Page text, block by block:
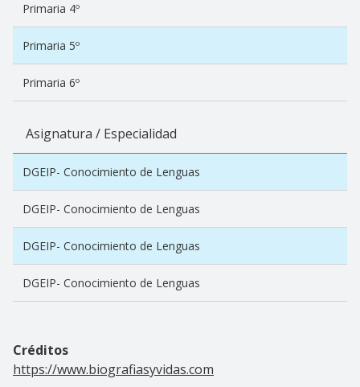
Primaria 4º
Primaria 5º
Primaria 6º
Asignatura / Especialidad
DGEIP- Conocimiento de Lenguas
DGEIP- Conocimiento de Lenguas
DGEIP- Conocimiento de Lenguas
DGEIP- Conocimiento de Lenguas
Créditos
https://www.biografiasyvidas.com